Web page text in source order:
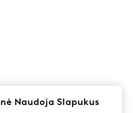
Naudoja Slapukus